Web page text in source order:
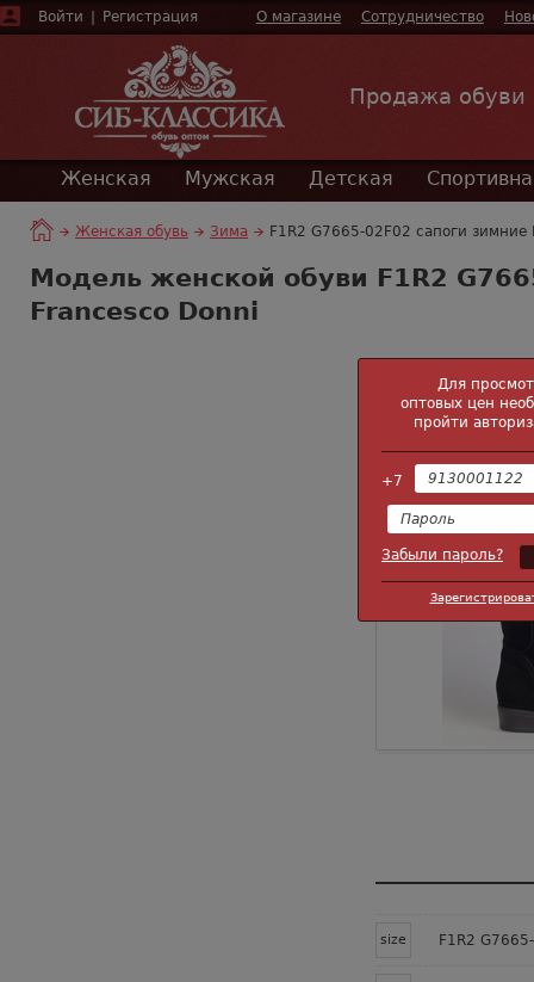
Войти Регистрация О магазине Сотрудничество
Продажа
Женская Мужская Детская
Женская обувь Зима F1R2 G7665-02F02 сапоги зимние
Модель женской обуви F1R2
Francesco Donni
size F1R2
Для
оптовых цен
пройти
+7
Забыли пароль?